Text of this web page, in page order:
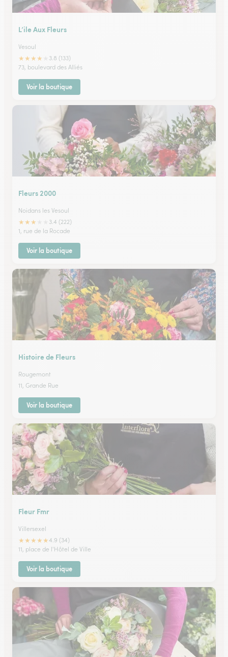
L’ile Aux Fleurs
Vesoul
★★★★
3.8 (133)
73, boulevard des Alliés
Voir la boutique
Fleurs 2000
Noidans les Vesoul
★★★
3.4 (222)
1, rue de la Rocade
Voir la boutique
Histoire de Fleurs
Rougemont
11, Grande Rue
Voir la boutique
Fleur Fmr
Villersexel
★★★★★4.9 (34)
11, place de l'Hôtel de Ville
Voir la boutique